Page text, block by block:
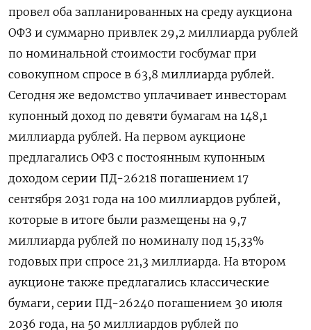
провел оба запланированных на среду аукциона
ОФЗ и суммарно привлек 29,2 миллиарда рублей
по номинальной стоимости госбумаг при
совокупном спросе в 63,8 миллиарда рублей.
Сегодня же ведомство уплачивает инвесторам
купонный доход по девяти бумагам на 148,1
миллиарда рублей. На первом аукционе
предлагались ОФЗ с постоянным купонным
доходом серии ПД-26218 погашением 17
сентября 2031 года на 100 миллиардов рублей,
которые в итоге были размещены на 9,7
миллиарда рублей по номиналу под 15,33%
годовых при спросе 21,3 миллиарда. На втором
аукционе также предлагались классические
бумаги, серии ПД-26240 погашением 30 июля
2036 года, на 50 миллиардов рублей по